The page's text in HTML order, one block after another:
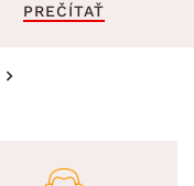
PREČÍTAŤ